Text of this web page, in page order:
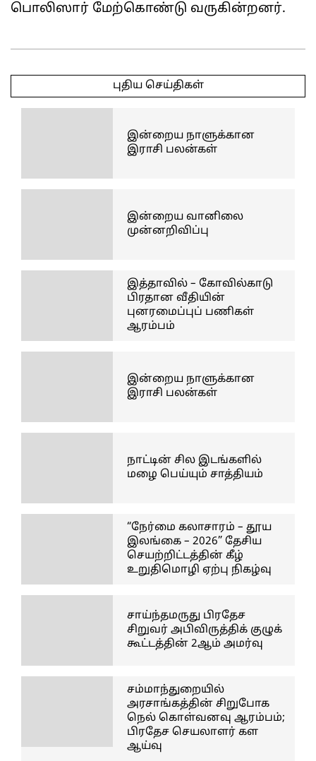
பொலிஸார் மேற்கொண்டு வருகின்றனர்.
01-
புதிய செய்திகள்
இன்றைய நாளுக்கான
இராசி பலன்கள்
இன்றைய வானிலை
முன்னறிவிப்பு
இத்தாவில் – கோவில்காடு
பிரதான வீதியின்
புனரமைப்புப் பணிகள்
ஆரம்பம்
இன்றைய நாளுக்கான
இராசி பலன்கள்
நாட்டின் சில இடங்களில்
மழை பெய்யும் சாத்தியம்
“நேர்மை கலாசாரம் – தூய
இலங்கை – 2026” தேசிய
செயற்றிட்டத்தின் கீழ்
உறுதிமொழி ஏற்பு நிகழ்வு
சாய்ந்தமருது பிரதேச
சிறுவர் அபிவிருத்திக் குழுக்
கூட்டத்தின் 2ஆம் அமர்வு
சம்மாந்துறையில்
அரசாங்கத்தின் சிறுபோக
நெல் கொள்வனவு ஆரம்பம்;
பிரதேச செயலாளர் கள
ஆய்வு